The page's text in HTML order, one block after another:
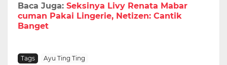
Baca Juga: Seksinya Livy Renata Mabar
cuman Pakai Lingerie, Netizen: Cantik
Banget
Tags Ayu Ting Ting